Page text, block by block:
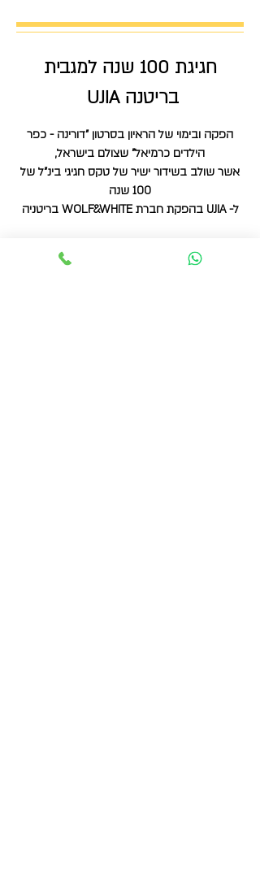
חגיגת 100 שנה למגבית
בריטנה UJIA
הפקה ובימוי של הראיון בסרטון "דורינה - כפר
הילדים כרמיאל" שצולם בישראל,
אשר שולב בשידור ישיר של טקס חגיגי בינ"ל של
100 שנה
ל- UJIA בהפקת חברת WOLF&WHITE בריטניה